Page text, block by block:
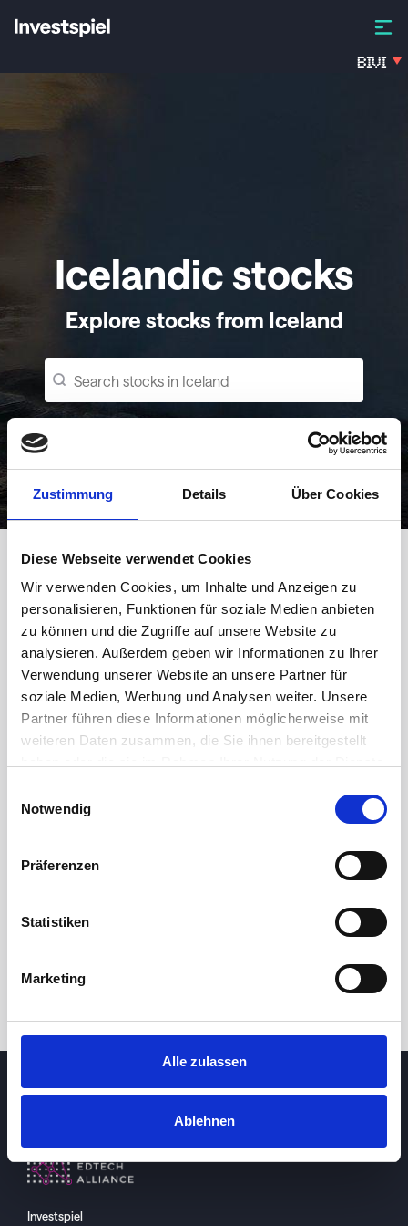
Zustimmung Details Über Cookies
Diese Webseite verwendet Cookies
Wir verwenden Cookies, um Inhalte und Anzeigen zu
personalisieren, Funktionen für soziale Medien anbieten
zu können und die Zugriffe auf unsere Website zu
analysieren. Außerdem geben wir Informationen zu Ihrer
Verwendung unserer Website an unsere Partner für
soziale Medien, Werbung und Analysen weiter. Unsere
Partner führen diese Informationen möglicherweise mit
weiteren Daten zusammen, die Sie ihnen bereitgestellt
Notwendig
Präferenzen
Statistiken
Marketing
Alle zulassen
Ablehnen
BIVI
Icelandic stocks
Explore stocks from Iceland
All stocks from Iceland
The Icelandic stock market isn't very large, and the
volume pretty low. So you can see all stocks from
Iceland here.
You have no equities
Investspiel